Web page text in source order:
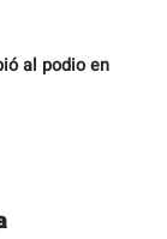
al podio en